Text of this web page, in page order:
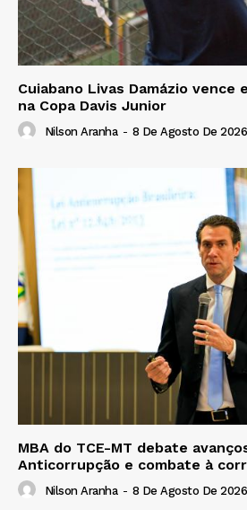
Cuiabano Livas Damázio vence
na Copa Davis Junior
Nilson Aranha - 8 De Agosto De 2026
MBA do TCE-MT debate
Anticorrupção e combate à
Nilson Aranha - 8 De Agosto De 2026